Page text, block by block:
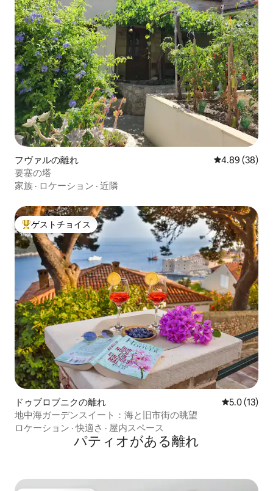
フヴァルの離れ レビュー38
4.89 (38)
要塞の塔
家族 · ロケーション · 近隣
大好評のゲストチョイスです。
ゲストチョイス
ドゥブロブニクの離れ レビュー13
5.0 (13)
地中海ガーデンスイート：海と旧市街の眺望
ロケーション ·快適さ · 屋内スペース
パティオがある離れ